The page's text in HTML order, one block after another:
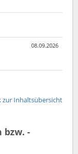
08.09.2026
zur Inhaltsübersicht
-